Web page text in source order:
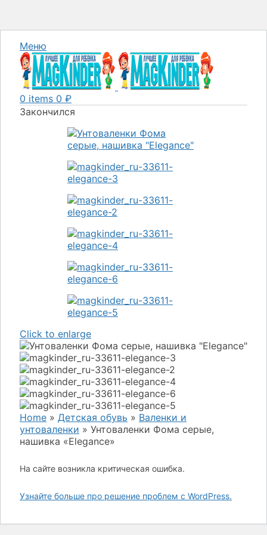
Меню
0 items 0 ₽
Закончился
Click to enlarge
Home » Детская обувь » Валенки и
унтоваленки » Унтоваленки Фома серые,
нашивка «Elegance»
На сайте возникла критическая ошибка.
Узнайте больше про решение проблем с WordPress.